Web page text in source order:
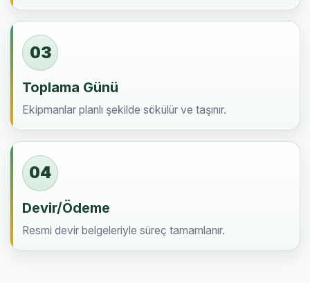
03
Toplama Günü
Ekipmanlar planlı şekilde sökülür ve taşınır.
04
Devir/Ödeme
Resmi devir belgeleriyle süreç tamamlanır.